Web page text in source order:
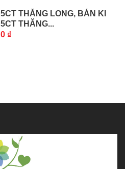
5CT THĂNG LONG, BÁN KI
5CT THĂNG...
0 ₫